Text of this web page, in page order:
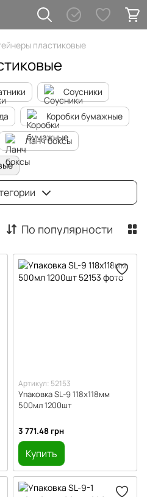
пластиковые
Соусники
Коробки бумажные
Ланч боксы
По популярности
Артикул: 52153
Упаковка SL-9 118х118мм
500мл 1200шт
3 771.48 грн
Купить